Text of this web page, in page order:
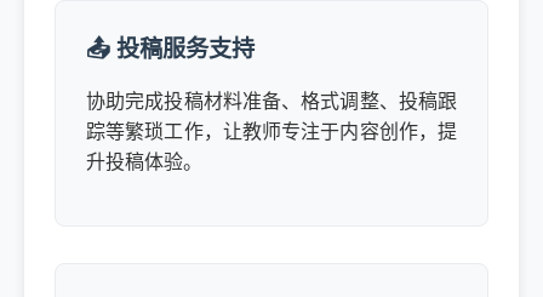
📤 投稿服务支持
协助完成投稿材料准备、格式调整、投稿跟
踪等繁琐工作，让教师专注于内容创作，提
升投稿体验。